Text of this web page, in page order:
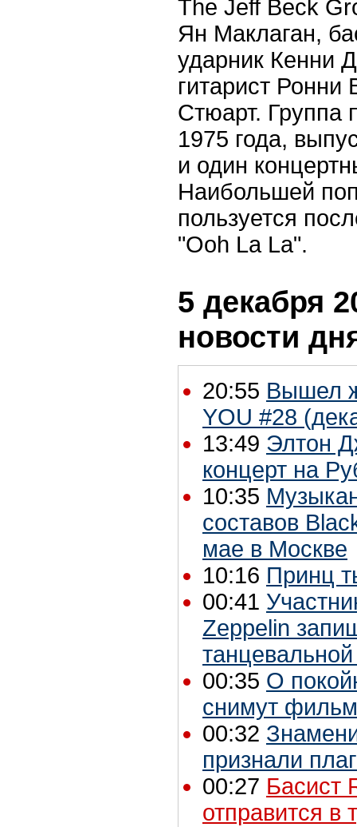
The Jeff Beck
Ян Маклаган,
ударник Кенни
гитарист Ронни
Стюарт. Группа
1975 года,
и один
Наибольшей
пользуется
"Ooh La La".
5 декабря
новости
20:55 Вышел
YOU #28
13:49 Элтон
концерт на
10:35
составов
мае в Москве
10:16 Принц
00:41
Zeppelin
00:35 О
снимут фильм
00:32
признали
00:27 Басист
отправится в